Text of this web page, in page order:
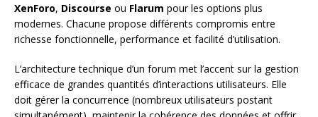
XenForo, Discourse ou Flarum pour les options plus
modernes. Chacune propose différents compromis entre
richesse fonctionnelle, performance et facilité d’utilisation.
L’architecture technique d’un forum met l’accent sur la gestion
efficace de grandes quantités d’interactions utilisateurs. Elle
doit gérer la concurrence (nombreux utilisateurs postant